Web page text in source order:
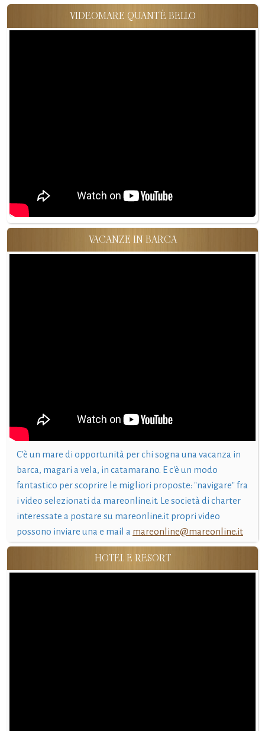
VIDEOMARE QUANT'È BELLO
VACANZE IN BARCA
C'è un mare di opportunità per chi sogna una vacanza in
barca, magari a vela, in catamarano. E c'è un modo
fantastico per scoprire le migliori proposte: "navigare" fra
i video selezionati da mareonline.it. Le società di charter
interessate a postare su mareonline.it propri video
possono inviare una e mail a mareonline@mareonline.it
HOTEL E RESORT